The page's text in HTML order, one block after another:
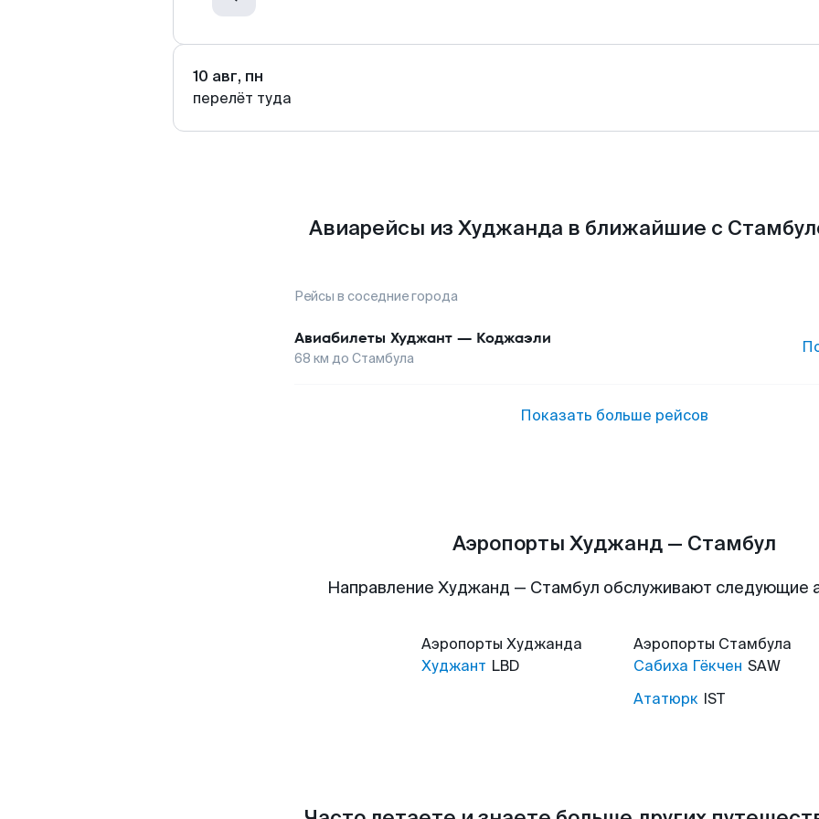
10 авг, пн
перелёт туда
Авиарейсы из Худжанда в ближайшие с
Рейсы в соседние города
Авиабилеты Худжант — Коджаэли
68 км до Стамбула
Показать больше рейсов
Аэропорты Худжанд — Стамбул
Направление Худжанд — Стамбул обслуживают следующие
Аэропорты Худжанда
Худжант LBD
Аэропорты Стамбула
Сабиха Гёкчен SAW
Ататюрк IST